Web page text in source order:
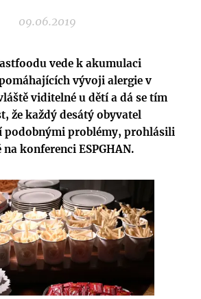
09.06.2019
vede k akumulaci
vývoji alergie v
viditelné u dětí a dá se tím
že každý desátý obyvatel
podobnými problémy, prohlásili
konferenci ESPGHAN.